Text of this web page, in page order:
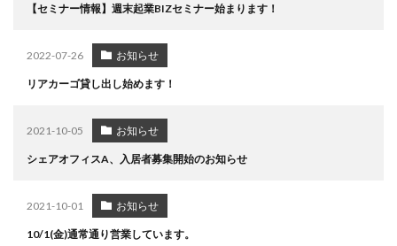
【セミナー情報】週末起業BIZセミナー始まります！
2022-07-26 お知らせ
リアカーゴ貸し出し始めます！
2021-10-05 お知らせ
シェアオフィスA、入居者募集開始のお知らせ
2021-10-01 お知らせ
10/1(金)通常通り営業しています。